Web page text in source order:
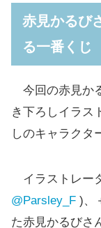
赤見かるび
る一番くじ
今回の赤見か
き下ろしイラス
しのキャラクタ
イラストレー
@Parsley_F )、
た赤見かるびさ